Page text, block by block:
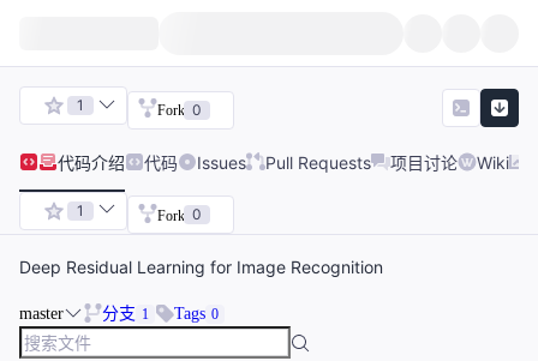
1 Fork 0
代码介绍 代码 Issues Pull Requests 项目讨论 Wiki
1 Fork 0
Deep Residual Learning for Image Recognition
master 分支 1 Tags 0